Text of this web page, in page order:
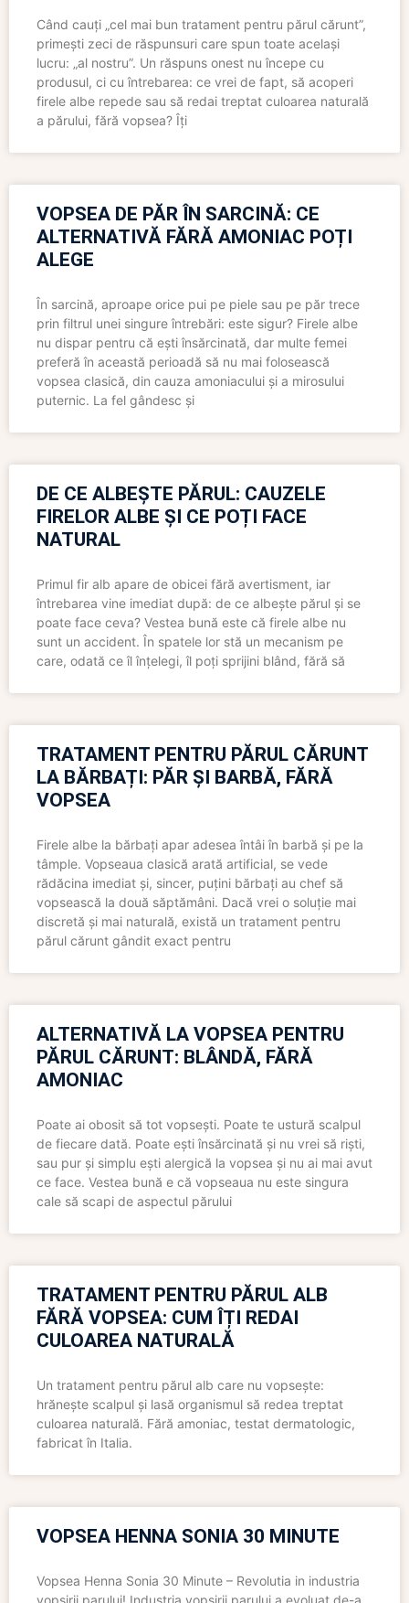
Când cauți „cel mai bun tratament pentru părul cărunt”,
primești zeci de răspunsuri care spun toate același
lucru: „al nostru”. Un răspuns onest nu începe cu
produsul, ci cu întrebarea: ce vrei de fapt, să acoperi
firele albe repede sau să redai treptat culoarea naturală
a părului, fără vopsea? Îți
VOPSEA DE PĂR ÎN SARCINĂ: CE
ALTERNATIVĂ FĂRĂ AMONIAC POȚI
ALEGE
În sarcină, aproape orice pui pe piele sau pe păr trece
prin filtrul unei singure întrebări: este sigur? Firele albe
nu dispar pentru că ești însărcinată, dar multe femei
preferă în această perioadă să nu mai folosească
vopsea clasică, din cauza amoniacului și a mirosului
puternic. La fel gândesc și
DE CE ALBEȘTE PĂRUL: CAUZELE
FIRELOR ALBE ȘI CE POȚI FACE
NATURAL
Primul fir alb apare de obicei fără avertisment, iar
întrebarea vine imediat după: de ce albește părul și se
poate face ceva? Vestea bună este că firele albe nu
sunt un accident. În spatele lor stă un mecanism pe
care, odată ce îl înțelegi, îl poți sprijini blând, fără să
TRATAMENT PENTRU PĂRUL CĂRUNT
LA BĂRBAȚI: PĂR ȘI BARBĂ, FĂRĂ
VOPSEA
Firele albe la bărbați apar adesea întâi în barbă și pe la
tâmple. Vopseaua clasică arată artificial, se vede
rădăcina imediat și, sincer, puțini bărbați au chef să
vopsească la două săptămâni. Dacă vrei o soluție mai
discretă și mai naturală, există un tratament pentru
părul cărunt gândit exact pentru
ALTERNATIVĂ LA VOPSEA PENTRU
PĂRUL CĂRUNT: BLÂNDĂ, FĂRĂ
AMONIAC
Poate ai obosit să tot vopsești. Poate te ustură scalpul
de fiecare dată. Poate ești însărcinată și nu vrei să riști,
sau pur și simplu ești alergică la vopsea și nu ai mai avut
ce face. Vestea bună e că vopseaua nu este singura
cale să scapi de aspectul părului
TRATAMENT PENTRU PĂRUL ALB
FĂRĂ VOPSEA: CUM ÎȚI REDAI
CULOAREA NATURALĂ
Un tratament pentru părul alb care nu vopsește:
hrănește scalpul și lasă organismul să redea treptat
culoarea naturală. Fără amoniac, testat dermatologic,
fabricat în Italia.
VOPSEA HENNA SONIA 30 MINUTE
Vopsea Henna Sonia 30 Minute – Revolutia in industria